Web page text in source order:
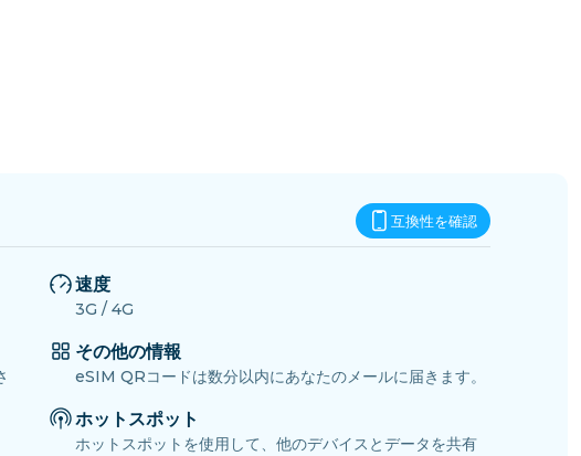
互換性を確認
速度
3G / 4G
その他の情報
eSIM QRコードは数分以内にあなたのメールに届きます。
ホットスポット
ホットスポットを使用して、他のデバイスとデータを共有